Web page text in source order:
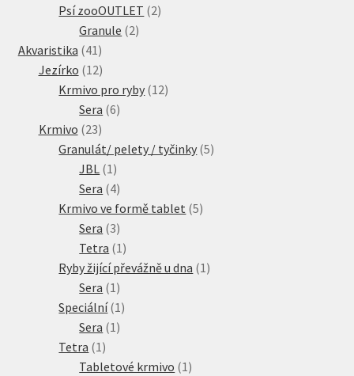
produkty
Psí zooOUTLET 22
Granule 22
Akvaristika 41 41
produktů
Jezírko 1212
produktů
Krmivo pro ryby 1212
Sera 66
Krmivo 2323
produktů
Granulát/ pelety / tyčinky 55
JBL 1 1
produkt
Sera 44
produkty
Krmivo ve formě tablet 55
Sera 33
produkty
Tetra 1 1
produkt
Ryby žijící převážně u dna 1 1
Sera 1 1
produkt
Speciální 1 1
Sera 1 1
Tetra 1 1
produkt
Tabletové krmivo 1 1